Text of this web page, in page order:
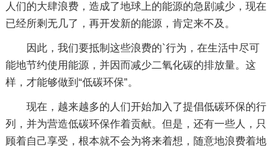
人们的大肆浪费，造成了地球上的能源的急剧减少，现在
已经所剩无几了，再开发新的能源，肯定来不及。
因此，我们要抵制这些浪费的`行为，在生活中尽可
能地节约使用能源，并因而减少二氧化碳的排放量。这
样，才能够做到“低碳环保”。
现在，越来越多的人们开始加入了提倡低碳环保的行
列，并为营造低碳环保作着贡献。但是，还有一些人，只
顾着自己享受，根本就不会为将来着想，随意地浪费着地